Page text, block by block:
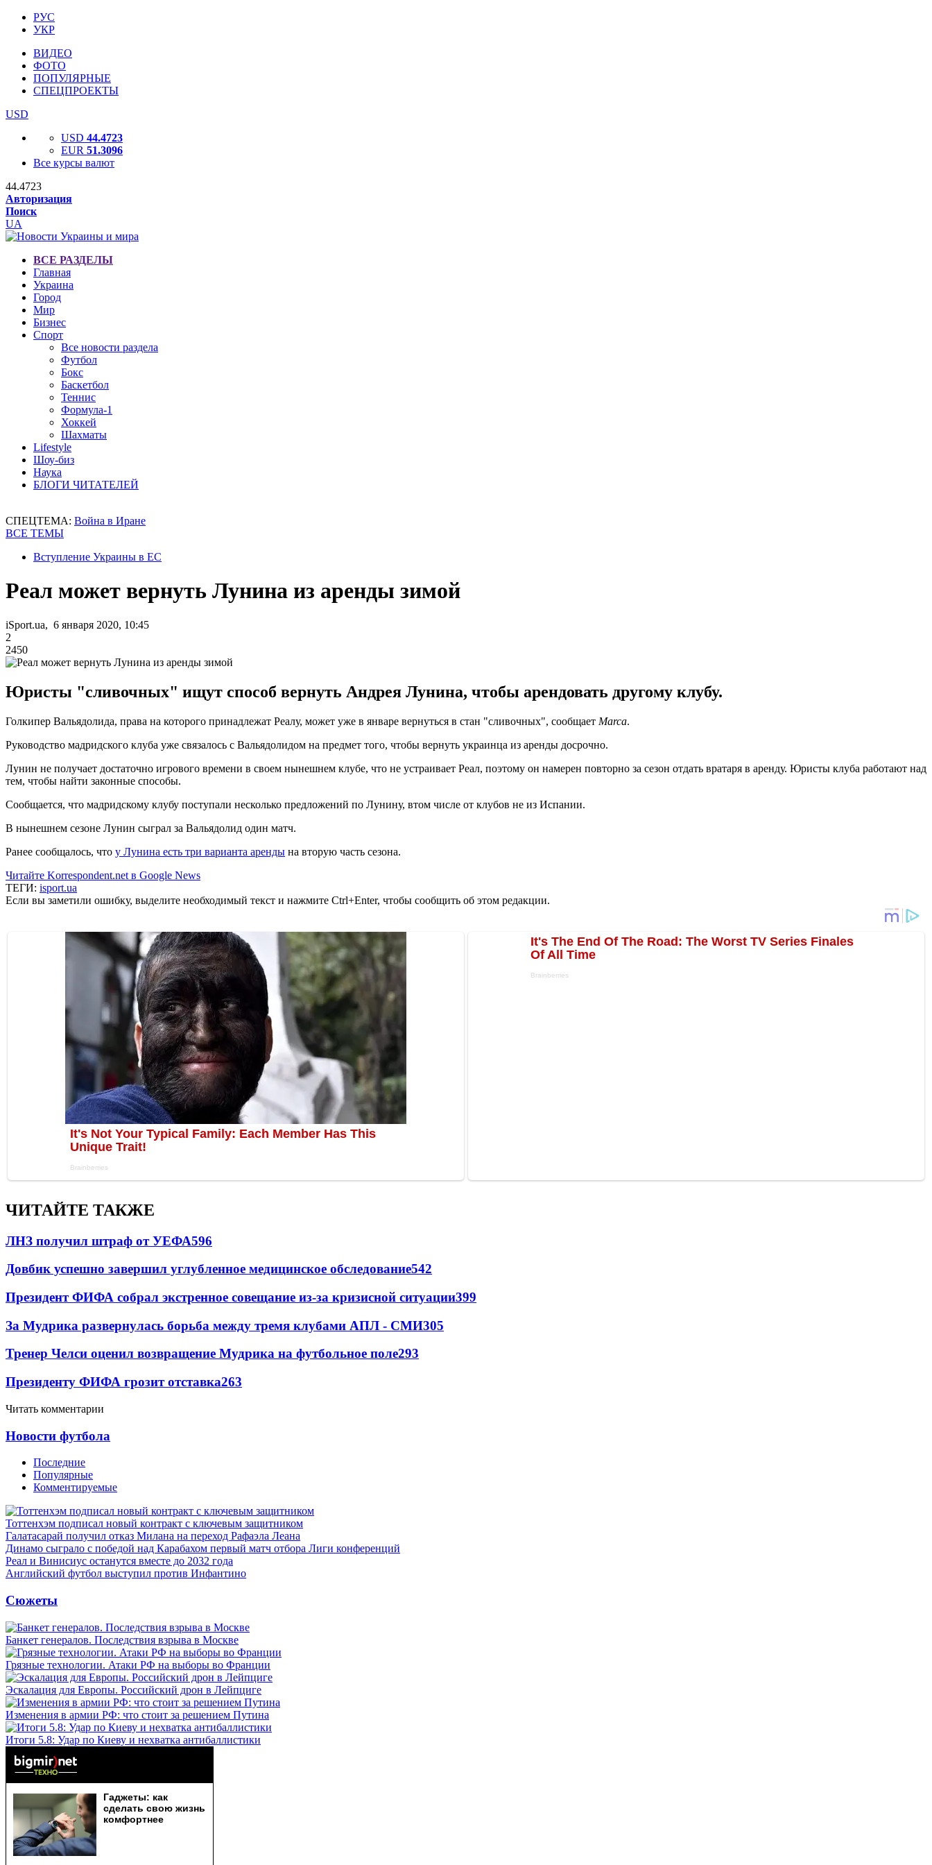
РУС
УКР
ВИДЕО
ФОТО
ПОПУЛЯРНЫЕ
СПЕЦПРОЕКТЫ
USD
USD 44.4723
EUR 51.3096
Все курсы валют
44.4723
Авторизация
Поиск
UA
ВСЕ РАЗДЕЛЫ
Главная
Украина
Город
Мир
Бизнес
Спорт
Все новости раздела
Футбол
Бокс
Баскетбол
Теннис
Формула-1
Хоккей
Шахматы
Lifestyle
Шоу-биз
Наука
БЛОГИ ЧИТАТЕЛЕЙ
СПЕЦТЕМА: Война в Иране
ВСЕ ТЕМЫ
Вступление Украины в ЕС
Реал может вернуть Лунина из аренды зимой
iSport.ua, 6 января 2020, 10:45
2
2450
Юристы "сливочных" ищут способ вернуть Андрея Лунина, чтобы арендовать другому клубу.
Голкипер Вальядолида, права на которого принадлежат Реалу, может уже в январе вернуться в стан "сливочных", сообщает Marca.
Руководство мадридского клуба уже связалось с Вальядолидом на предмет того, чтобы вернуть украинца из аренды досрочно.
Лунин не получает достаточно игрового времени в своем нынешнем клубе, что не устраивает Реал, поэтому он намерен повторно за сезон отдать вратаря в аренду. Юристы клуба работают над
тем, чтобы найти законные способы.
Сообщается, что мадридскому клубу поступали несколько предложений по Лунину, втом числе от клубов не из Испании.
В нынешнем сезоне Лунин сыграл за Вальядолид один матч.
Ранее сообщалось, что у Лунина есть три варианта аренды на вторую часть сезона.
Читайте Korrespondent.net в Google News
ТЕГИ: isport.ua
Если вы заметили ошибку, выделите необходимый текст и нажмите Ctrl+Enter, чтобы сообщить об этом редакции.
ЧИТАЙТЕ ТАКЖЕ
ЛНЗ получил штраф от УЕФА596
Довбик успешно завершил углубленное медицинское обследование542
Президент ФИФА собрал экстренное совещание из-за кризисной ситуации399
За Мудрика развернулась борьба между тремя клубами АПЛ - СМИ305
Тренер Челси оценил возвращение Мудрика на футбольное поле293
Президенту ФИФА грозит отставка263
Читать комментарии
Новости футбола
Последние
Популярные
Комментируемые
Тоттенхэм подписал новый контракт с ключевым защитником
Галатасарай получил отказ Милана на переход Рафаэла Леана
Динамо сыграло с победой над Карабахом первый матч отбора Лиги конференций
Реал и Винисиус останутся вместе до 2032 года
Английский футбол выступил против Инфантино
Сюжеты
Банкет генералов. Последствия взрыва в Москве
Грязные технологии. Атаки РФ на выборы во Франции
Эскалация для Европы. Российский дрон в Лейпциге
Изменения в армии РФ: что стоит за решением Путина
Итоги 5.8: Удар по Киеву и нехватка антибаллистики